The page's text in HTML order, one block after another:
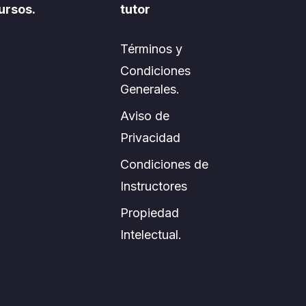
tutor
Términos y
Condiciones
Generales.
Aviso de
Privacidad
Condiciones de
Instructores
Propiedad
Intelectual.